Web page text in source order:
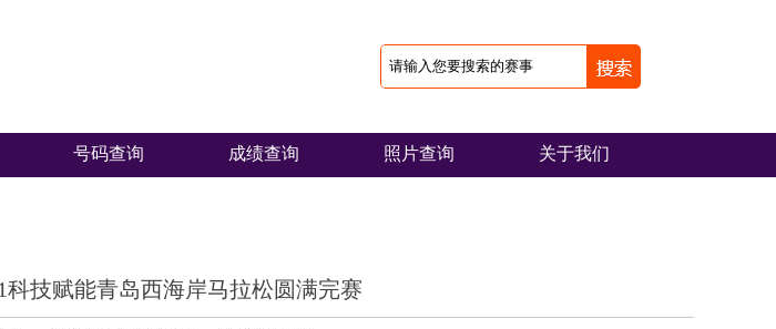
号码查询 成绩查询 照片查询 关于我们
科技赋能青岛西海岸马拉松圆满完赛